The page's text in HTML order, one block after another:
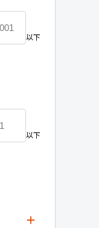
以下
以下